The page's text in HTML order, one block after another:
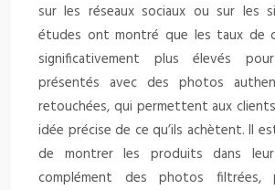
sur les réseaux sociaux ou sur les
études ont montré que les taux de
significativement plus élevés
présentés avec des photos
retouchées, qui permettent aux
idée précise de ce qu’ils achètent. Il
de montrer les produits dans
complément des photos